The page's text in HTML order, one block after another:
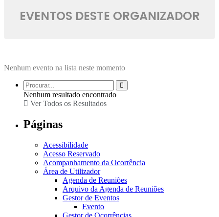
EVENTOS DESTE ORGANIZADOR
Nenhum evento na lista neste momento
Nenhum resultado encontrado
Ver Todos os Resultados
Páginas
Acessibilidade
Acesso Reservado
Acompanhamento da Ocorrência
Área de Utilizador
Agenda de Reuniões
Arquivo da Agenda de Reuniões
Gestor de Eventos
Evento
Gestor de Ocorrências